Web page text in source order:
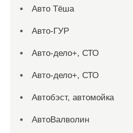
Авто Тёша
Авто-ГУР
Авто-дело+, СТО
Авто-дело+, СТО
Автобэст, автомойка
АвтоВалволин